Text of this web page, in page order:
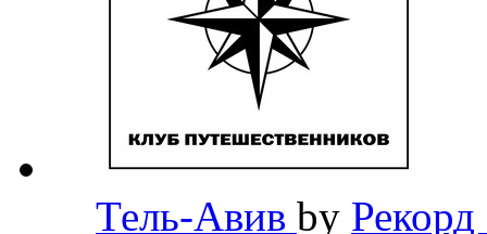
Тель-Авив by